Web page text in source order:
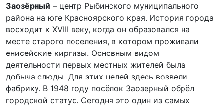
Заозёрный – центр Рыбинского муниципального
района на юге Красноярского края. История города
восходит к XVIII веку, когда он образовался на
месте старого поселения, в котором проживали
енисейские киргизы. Основным видом
деятельности первых местных жителей была
добыча слюды. Для этих целей здесь возвели
фабрику. В 1948 году посёлок Заозерный обрёл
городской статус. Сегодня это один из самых